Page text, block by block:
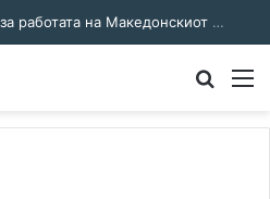
Соработка за јазикот и идентитетот: работна средба во Општина Пландиште